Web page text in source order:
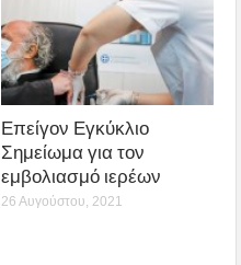
Επείγον Εγκύκλιο
Σημείωμα για τον
εμβολιασμό ιερέων
26 Αυγούστου, 2021